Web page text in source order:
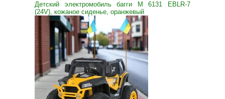
Детский электромобиль багги M 6131 EBLR-7
(24V), кожаное сиденье, оранжевый